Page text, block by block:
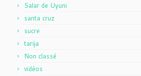
Salar de Uyuni
santa cruz
sucre
tarija
Non classé
vidéos